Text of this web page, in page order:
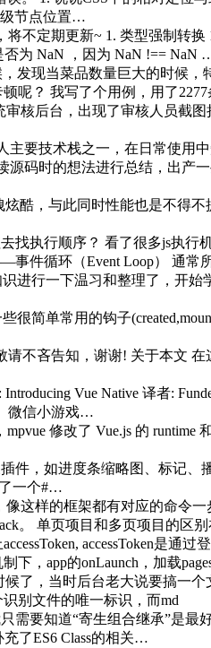
级节点位置…
不定期更新~ 1. 类型强制转
否为 NaN ，因为 NaN !== NaN
发现当菜品数量巨大的时候
呢？ 我写了个用例，用了
审核后台，出现了审核人员截
主要技术栈之一，在日常使用
码时的想法进行总结，出产
酷，与此同时性能也是不得
找执行顺序？ 看了很多js执
件循环（Event Loop） 通常
行一下温习和整理了，开始
很简单常用的钩子
请不吝告知，谢谢! 关于本文
Vue Native 译者:
微信小游戏…
修改了 Vue.js 的 runtime
件，如进度条缩略图、标记
一个#…
这样的框架都有对应的命令一
。 单页项目和多页项目的区
accessToken是通
下，app的onLaunch，加载
了，当时后台老大说要搞一
别文件的唯一标识，而md
需要知道“寄生组合继承”是最
了ES6 Class的相关…